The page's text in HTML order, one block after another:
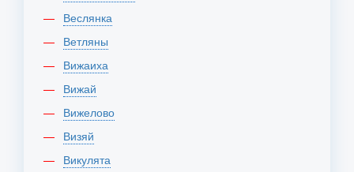
Веслянка
Ветляны
Вижаиха
Вижай
Вижелово
Визяй
Викулята